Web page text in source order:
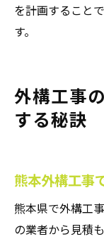
を計画すること
す。
外構工事
する秘訣
熊本外構工事
熊本県で外構工
の業者から見積